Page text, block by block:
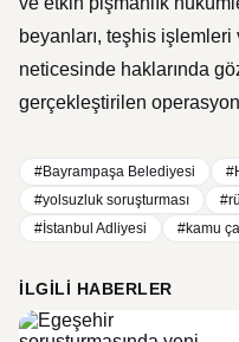
beyanları, teşhis
neticesinde haklarında
gerçekleştirilen
#Bayrampaşa Belediyesi
#yolsuzluk soruşturması
#İstanbul Adliyesi
#kamu
İLGILI HABERLER